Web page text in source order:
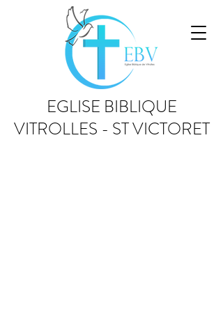
EGLISE BIBLIQUE
VITROLLES - ST VICTORET